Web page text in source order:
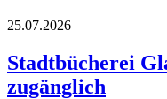
25.07.2026
Stadtbücherei
zugänglich